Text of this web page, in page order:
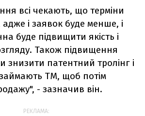
всі чекають, що терміни
і заявок буде менше, і
буде підвищити якість і
Також підвищення
знизити патентний тролінг і
займають ТМ, щоб потім
- зазначив він.
РЕКЛАМА: